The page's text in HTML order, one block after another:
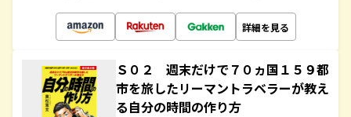
詳細を見る
Ｓ０２ 週末だけで７０ヵ国１５９都
市を旅したリーマントラベラーが教え
る自分の時間の作り方